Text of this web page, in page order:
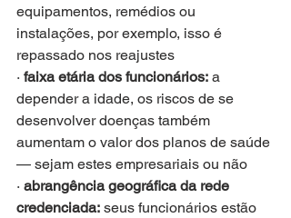
equipamentos, remédios ou
instalações, por exemplo, isso é
repassado nos reajustes
· faixa etária dos funcionários: a
depender a idade, os riscos de se
desenvolver doenças também
aumentam o valor dos planos de saúde
— sejam estes empresariais ou não
· abrangência geográfica da rede
credenciada: seus funcionários estão